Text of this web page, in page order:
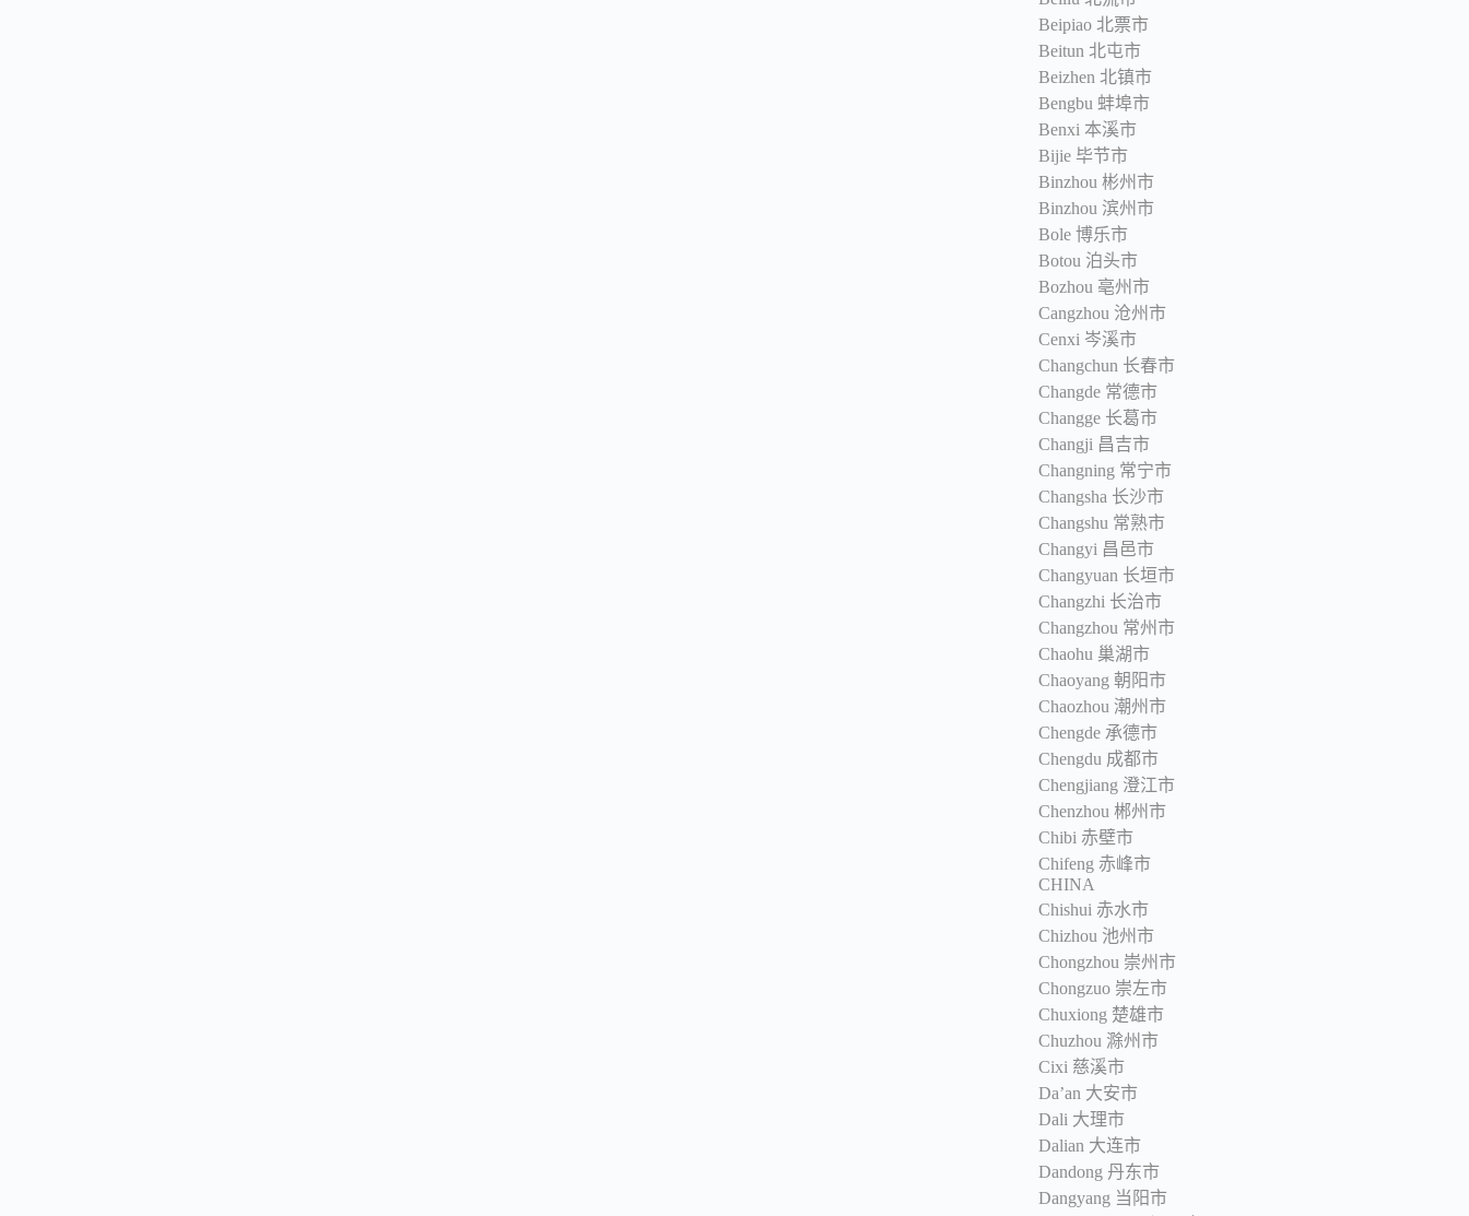
Beipiao 北票市
Beitun 北屯市
Beizhen 北镇市
Bengbu 蚌埠市
Benxi 本溪市
Bijie 毕节市
Binzhou 彬州市
Binzhou 滨州市
Bole 博乐市
Botou 泊头市
Bozhou 亳州市
Cangzhou 沧州市
Cenxi 岑溪市
Changchun 长春市
Changde 常德市
Changge 长葛市
Changji 昌吉市
Changning 常宁市
Changsha 长沙市
Changshu 常熟市
Changyi 昌邑市
Changyuan 长垣市
Changzhi 长治市
Changzhou 常州市
Chaohu 巢湖市
Chaoyang 朝阳市
Chaozhou 潮州市
Chengde 承德市
Chengdu 成都市
Chengjiang 澄江市
Chenzhou 郴州市
Chibi 赤壁市
Chifeng 赤峰市
CHINA
Chishui 赤水市
Chizhou 池州市
Chongzhou 崇州市
Chongzuo 崇左市
Chuxiong 楚雄市
Chuzhou 滁州市
Cixi 慈溪市
Da’an 大安市
Dali 大理市
Dalian 大连市
Dandong 丹东市
Dangyang 当阳市